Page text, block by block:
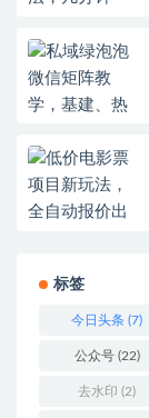
标签
今日头条 (7)
公众号(22)
去水印 (2)